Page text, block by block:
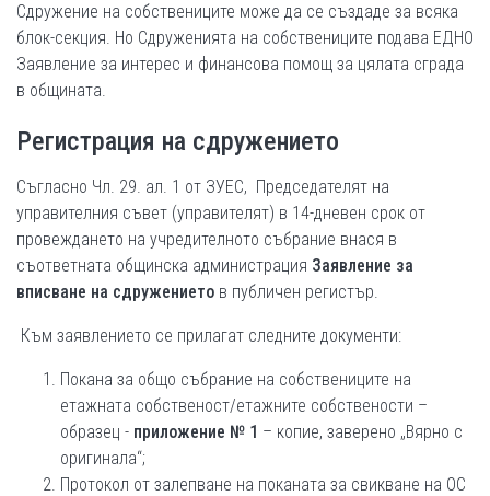
Сдружение на собствениците може да се създаде за всяка
блок-секция. Но Сдруженията на собствениците подава ЕДНО
Заявление за интерес и финансова помощ за цялата сграда
в общината.
Регистрация на сдружението
Съгласно Чл. 29. ал. 1 от ЗУЕС, Председателят на
управителния съвет (управителят) в 14-дневен срок от
провеждането на учредителното събрание внася в
съответната общинска администрация Заявление за
вписване на сдружението в публичен регистър.
Към заявлението се прилагат следните документи:
Покана за общо събрание на собствениците на
етажната собственост/етажните собствености –
образец - приложение № 1 – копие, заверено „Вярно с
оригинала“;
Протокол от залепване на поканата за свикване на ОС